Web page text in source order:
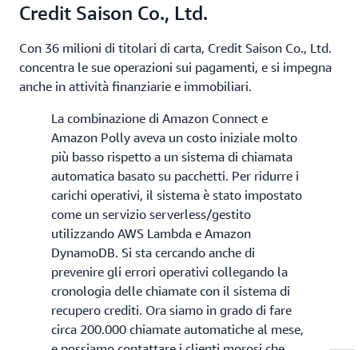
Credit Saison Co., Ltd.
Con 36 milioni di titolari di carta, Credit Saison Co., Ltd.
concentra le sue operazioni sui pagamenti, e si impegna
anche in attività finanziarie e immobiliari.
La combinazione di Amazon Connect e
Amazon Polly aveva un costo iniziale molto
più basso rispetto a un sistema di chiamata
automatica basato su pacchetti. Per ridurre i
carichi operativi, il sistema è stato impostato
come un servizio serverless/gestito
utilizzando AWS Lambda e Amazon
DynamoDB. Si sta cercando anche di
prevenire gli errori operativi collegando la
cronologia delle chiamate con il sistema di
recupero crediti. Ora siamo in grado di fare
circa 200.000 chiamate automatiche al mese,